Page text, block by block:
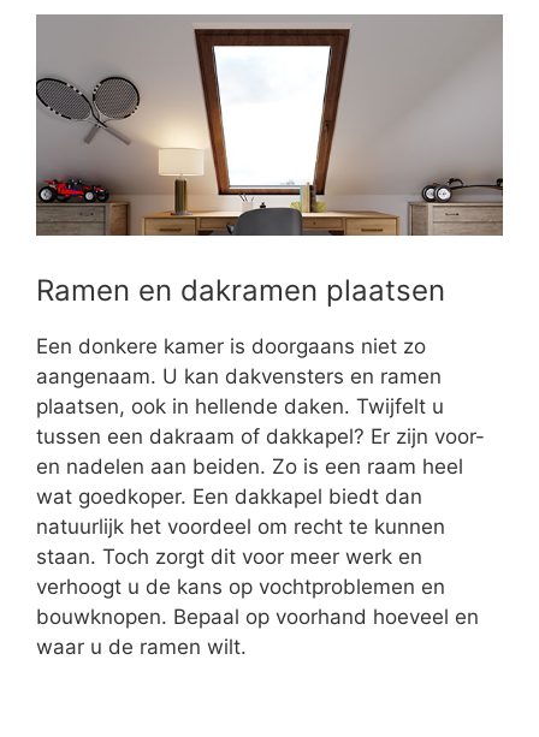
Ramen en dakramen plaatsen
Een donkere kamer is doorgaans niet zo
aangenaam. U kan dakvensters en ramen
plaatsen, ook in hellende daken. Twijfelt u
tussen een dakraam of dakkapel? Er zijn voor-
en nadelen aan beiden. Zo is een raam heel
wat goedkoper. Een dakkapel biedt dan
natuurlijk het voordeel om recht te kunnen
staan. Toch zorgt dit voor meer werk en
verhoogt u de kans op vochtproblemen en
bouwknopen. Bepaal op voorhand hoeveel en
waar u de ramen wilt.